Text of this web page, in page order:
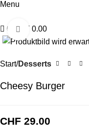
Menu
0 CHF 0.00
Click to enlarge
Start Desserts
Cheesy Burger
CHF 29.00